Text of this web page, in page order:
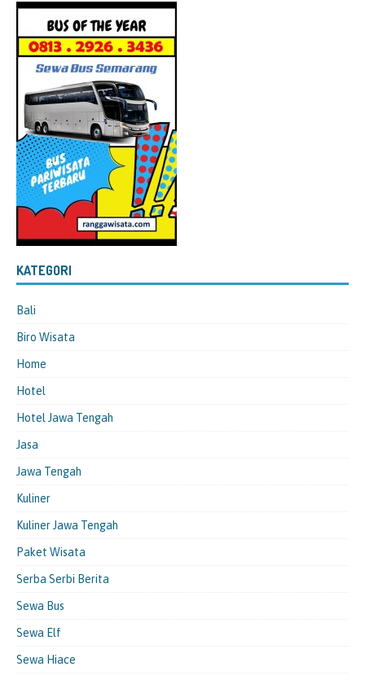
KATEGORI
Bali
Biro Wisata
Home
Hotel
Hotel Jawa Tengah
Jasa
Jawa Tengah
Kuliner
Kuliner Jawa Tengah
Paket Wisata
Serba Serbi Berita
Sewa Bus
Sewa Elf
Sewa Hiace